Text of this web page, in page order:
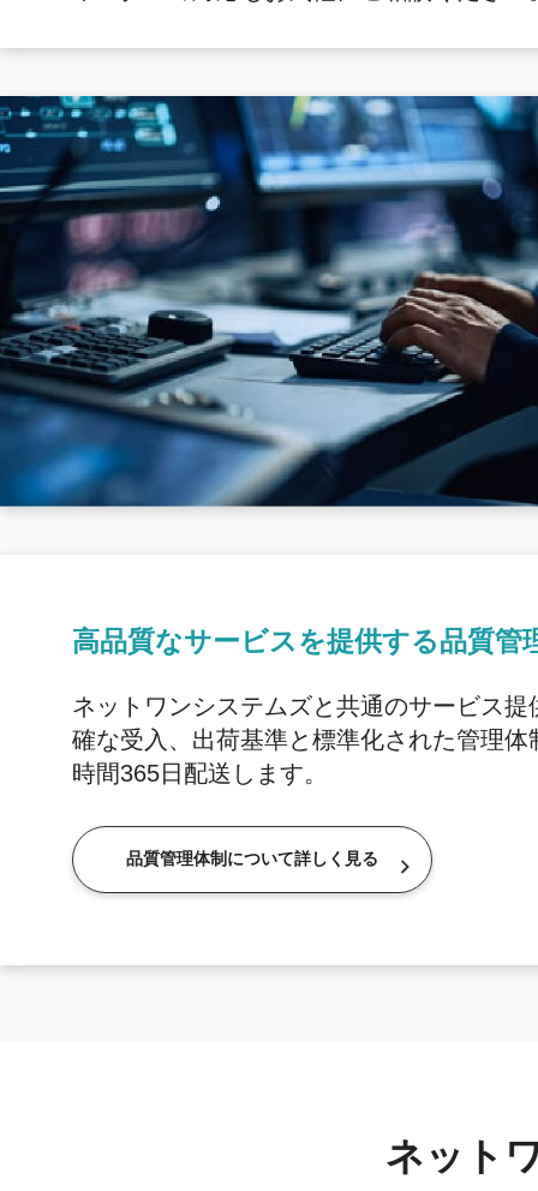
高品質なサービスを提供する品質管
ネットワンシステムズと共通のサービス提
確な受入、出荷基準と標準化された管理体
時間365日配送します。
品質管理体制について詳しく見る
ネット